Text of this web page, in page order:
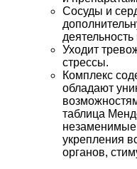
Сосуды и
Уходит
стрессы.
Комплекс
обладают
таблица
укрепления
органов,